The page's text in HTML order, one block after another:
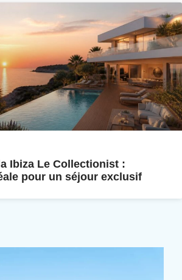
Ibiza Le Collectionist :
pour un séjour exclusif